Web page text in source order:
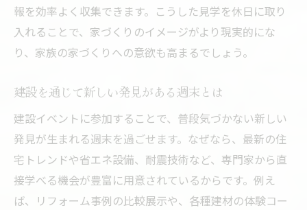
報を効率よく収集できます。こうした見学を休日に取り
入れることで、家づくりのイメージがより現実的にな
り、家族の家づくりへの意欲も高まるでしょう。
建設を通じて新しい発見がある週末とは
建設イベントに参加することで、普段気づかない新しい
発見が生まれる週末を過ごせます。なぜなら、最新の住
宅トレンドや省エネ設備、耐震技術など、専門家から直
接学べる機会が豊富に用意されているからです。例え
ば、リフォーム事例の比較展示や、各種建材の体験コー